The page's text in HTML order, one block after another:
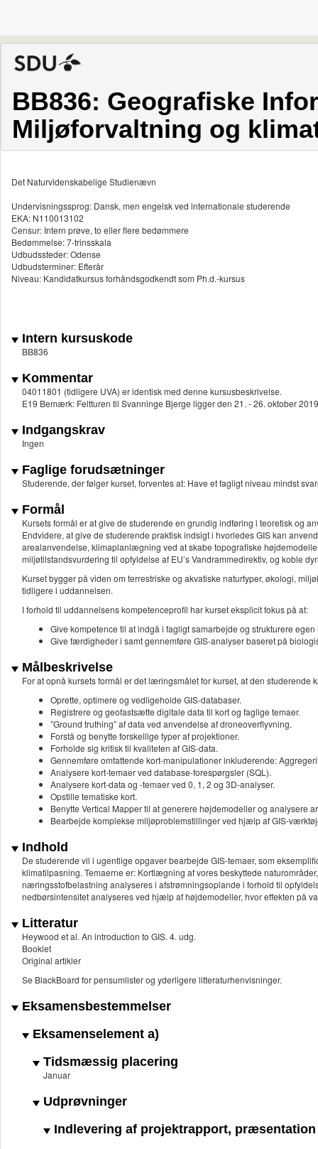
BB836: Geografiske
Miljøforvaltning og
Det Naturvidenskabelige Studienævn
Undervisningssprog: Dansk, men engelsk ved internationale studerende
EKA: N110013102
Censur: Intern prøve, to eller flere bedømmere
Bedømmelse: 7-trinsskala
Udbudssteder: Odense
Udbudsterminer: Efterår
Niveau: Kandidatkursus forhåndsgodkendt som Ph.d.-kursus
Intern kursuskode
BB836
Kommentar
04011801 (tidligere UVA) er identisk med denne kursusbeskrivelse.
E19 Bemærk: Feltturen til Svanninge Bjerge ligger den 21. - 26. oktober
Indgangskrav
Ingen
Faglige forudsætninger
Studerende, der følger kurset, forventes at: Have et fagligt niveau mindst
Formål
Kursets formål er at give de studerende en grundig indføring i teoretisk og
Endvidere, at give de studerende praktisk indsigt i hvorledes GIS kan
arealanvendelse, klimaplanlægning ved at skabe topografiske
miljøtilstandsvurdering til opfyldelse af EU’s Vandrammedirektiv, og koble
Kurset bygger på viden om terrestriske og akvatiske naturtyper, økologi,
tidligere i uddannelsen.
I forhold til uddannelsens kompetenceprofil har kurset eksplicit fokus på at:
Give kompetence til at indgå i fagligt samarbejde og strukturere
Give færdigheder i samt gennemføre GIS-analyser baseret på
Målbeskrivelse
For at opnå kursets formål er det læringsmålet for kurset, at den
Oprette, optimere og vedligeholde GIS-databaser.
Registrere og geofastsætte digitale data til kort og faglige temaer.
”Ground truthing” af data ved anvendelse af droneoverflyvning.
Forstå og benytte forskellige typer af projektioner.
Forholde sig kritisk til kvaliteten af GIS-data.
Gennemføre omfattende kort-manipulationer inkluderende:
Analysere kort-temaer ved database-forespørgsler (SQL).
Analysere kort-data og -temaer ved 0, 1, 2 og 3D-analyser.
Opstille tematiske kort.
Benytte Vertical Mapper til at generere højdemodeller og analysere
Bearbejde komplekse miljøproblemstillinger ved hjælp af GIS-
Indhold
De studerende vil i ugentlige opgaver bearbejde GIS-temaer, som
klimatilpasning. Temaerne er: Kortlægning af vores beskyttede
næringsstofbelastning analyseres i afstrømningsoplande i forhold til
nedbørsintensitet analyseres ved hjælp af højdemodeller, hvor effekten på
Litteratur
Heywood et al. An introduction to GIS. 4. udg.
Booklet
Original artikler
Se BlackBoard for pensumlister og yderligere litteraturhenvisninger.
Eksamensbestemmelser
Eksamenselement a)
Tidsmæssig placering
Januar
Udprøvninger
Indlevering af projektrapport,